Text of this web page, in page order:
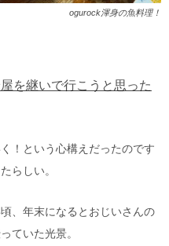
ogurock渾身の魚料理！
を継いで行こうと思った
！という心構えだったのです
らしい。
、年末になるとおじいさんの
ていた光景。